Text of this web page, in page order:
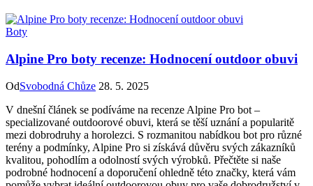
Boty
Alpine Pro boty recenze: Hodnocení outdoor obuvi
OdSvobodná Chůze 28. 5. 2025
V dnešní článek se podíváme na recenze Alpine Pro bot –
specializované outdoorové obuvi, která se těší uznání a popularitě
mezi dobrodruhy a horolezci. S rozmanitou nabídkou bot pro různé
terény a podmínky, Alpine Pro si získává důvěru svých zákazníků
kvalitou, pohodlím a odolností svých výrobků. Přečtěte si naše
podrobné hodnocení a doporučení ohledně této značky, která vám